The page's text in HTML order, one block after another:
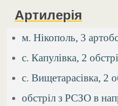
Артилерія
м. Нікополь, 3
с. Капулівка, 2
с. Вищетарасівка, 2
обстріл з РСЗО в